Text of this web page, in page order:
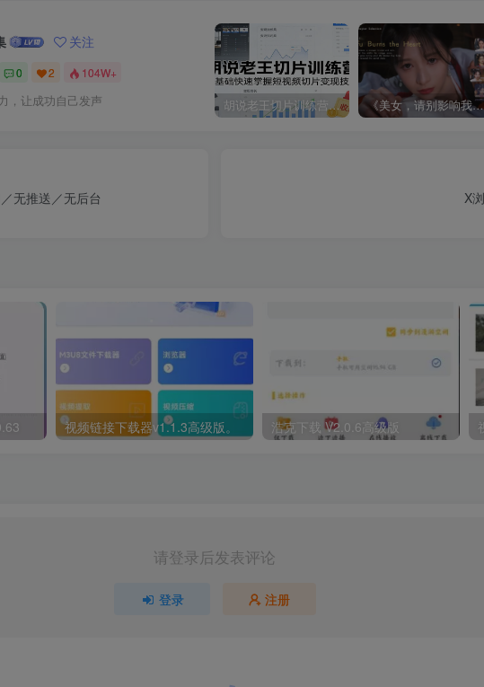
关注
0 2 104W+
，让成功自己发声 胡说老王切片训练营，零基础快速掌握短视频切片变现技巧 《美女，请别影响我成仙全球版》中文版
无推送／无后台
X
视频链接下载器v1.1.3高级版。 浩克下载 V2.0.6高级版
请登录后发表评论
登录 注册